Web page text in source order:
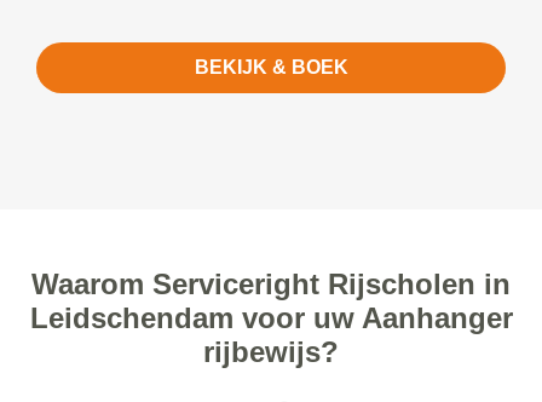
BEKIJK & BOEK
Waarom Serviceright Rijscholen in
Leidschendam voor uw Aanhanger
rijbewijs?